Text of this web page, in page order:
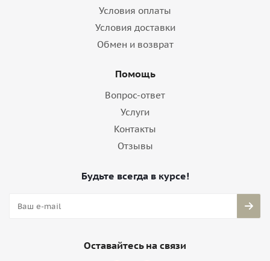
Условия оплаты
Условия доставки
Обмен и возврат
Помощь
Вопрос-ответ
Услуги
Контакты
Отзывы
Будьте всегда в курсе!
Оставайтесь на связи